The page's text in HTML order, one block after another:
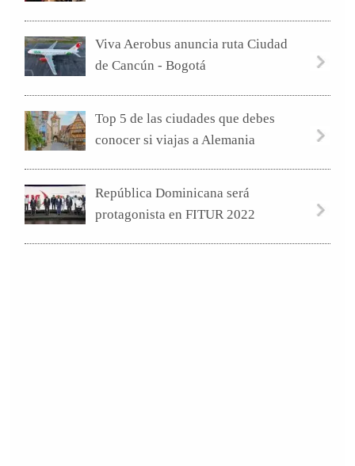
Viva Aerobus anuncia ruta Ciudad
de Cancún - Bogotá
Top 5 de las ciudades que debes
conocer si viajas a Alemania
República Dominicana será
protagonista en FITUR 2022